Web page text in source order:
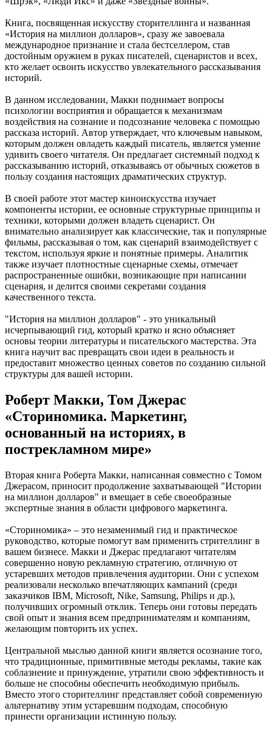
Книга, посвященная искусству сторителлинга и названная
«История на миллион долларов», сразу же завоевала
международное признание и стала бестселлером, став
достойным оружием в руках писателей, сценаристов и всех,
кто желает освоить искусство увлекательного рассказывания
историй.
В данном исследовании, Макки поднимает вопросы
психологии восприятия и обращается к механизмам
воздействия на сознание и подсознание человека с помощью
рассказа историй. Автор утверждает, что ключевым навыком,
которым должен овладеть каждый писатель, является умение
удивить своего читателя. Он предлагает системный подход к
рассказыванию историй, отказываясь от обычных сюжетов в
пользу создания настоящих драматических структур.
В своей работе этот мастер киноискусства изучает
компоненты истории, ее основные структурные принципы и
техники, которыми должен владеть сценарист. Он
внимательно анализирует как классические, так и популярные
фильмы, рассказывая о том, как сценарий взаимодействует с
текстом, используя яркие и понятные примеры. Аналитик
также изучает плотностные сценарные схемы, отмечает
распространенные ошибки, возникающие при написании
сценария, и делится своими секретами создания
качественного текста.
"История на миллион долларов" - это уникальный
исчерпывающий гид, который кратко и ясно объясняет
основы теории литературы и писательского мастерства. Эта
книга научит вас превращать свои идеи в реальность и
предоставит множество ценных советов по созданию сильной
структуры для вашей истории.
Роберт Макки, Том Джерас
«Сториномика. Маркетинг,
основанный на историях, в
пострекламном мире»
Вторая книга Роберта Макки, написанная совместно с Томом
Джерасом, приносит продолжение захватывающей "Истории
на миллион долларов" и вмещает в себе своеобразные
экспертные знания в области цифрового маркетинга.
«Сториномика» – это незаменимый гид и практическое
руководство, которые помогут вам применить стрителлинг в
вашем бизнесе. Макки и Джерас предлагают читателям
совершенно новую рекламную стратегию, отличную от
устаревших методов привлечения аудитории. Они с успехом
реализовали несколько впечатляющих кампаний (среди
заказчиков IBM, Microsoft, Nike, Samsung, Philips и др.),
получивших огромный отклик. Теперь они готовы передать
свой опыт и знания всем предпринимателям и компаниям,
желающим повторить их успех.
Центральной мыслью данной книги является осознание того,
что традиционные, примитивные методы рекламы, такие как
соблазнение и принуждение, утратили свою эффективность и
больше не способны обеспечить необходимую прибыль.
Вместо этого сторителлинг представляет собой современную
альтернативу этим устаревшим подходам, способную
принести организации истинную пользу.